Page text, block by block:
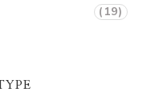
(19)